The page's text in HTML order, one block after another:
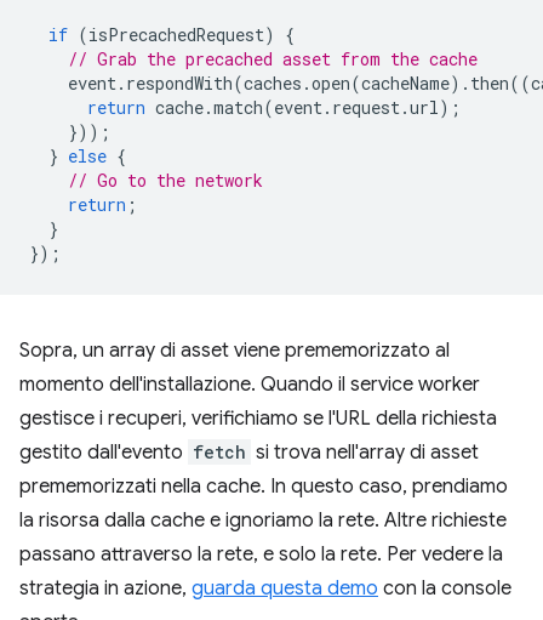
if (isPrecachedRequest)
{
// Grab the precached asset from the cache
event. respondWith(caches .open(cacheName). then((
return cache.match(event. request.url);
}));
} else {
// Go to the network
return ;
}
});
Sopra, un array di asset viene prememorizzato al
momento dell'installazione. Quando il service worker
gestisce i recuperi, verifichiamo se l'URL della richiesta
gestito dall'evento fetch si trova nell'array di asset
prememorizzati nella cache. In questo caso, prendiamo
la risorsa dalla cache e ignoriamo la rete. Altre richieste
passano attraverso la rete, e solo la rete. Per vedere la
strategia in azione, guarda questa demo con la console